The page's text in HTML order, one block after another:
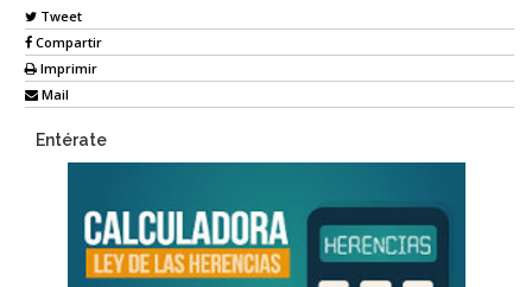
Tweet
Compartir
Imprimir
Mail
Entérate